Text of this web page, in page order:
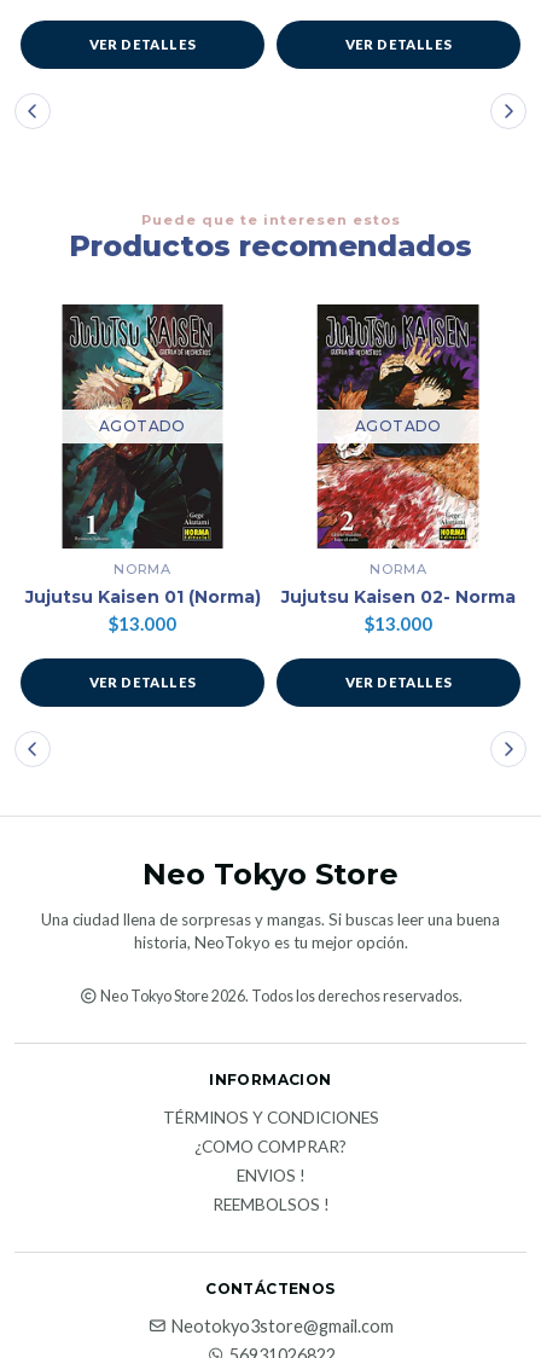
VER DETALLES VER DETALLES
Puede que te interesen estos
Productos recomendados
AGOTADO
NORMA
Jujutsu Kaisen 01 (Norma)
$13.000
VER DETALLES
AGOTADO
NORMA
Jujutsu Kaisen 02- Norma
$13.000
VER DETALLES
Neo Tokyo Store
Una ciudad llena de sorpresas y mangas. Si buscas leer una buena
historia, NeoTokyo es tu mejor opción.
Neo Tokyo Store 2026. Todos los derechos reservados.
INFORMACION
TÉRMINOS Y CONDICIONES
¿COMO COMPRAR?
ENVIOS !
REEMBOLSOS !
CONTÁCTENOS
Neotokyo3store@gmail.com